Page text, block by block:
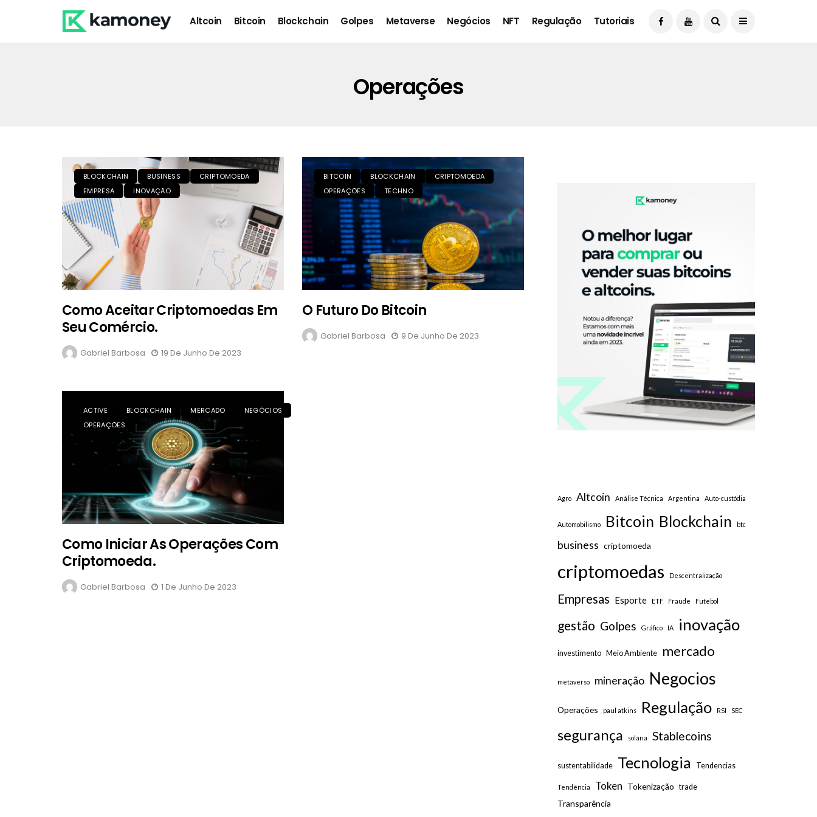
Altcoin Bitcoin Blockchain Golpes Metaverse Negócios NFT Regulação Tutoriais
Operações
BLOCKCHAIN BUSINESS
CRIPTOMOEDA
EMPRESA
INOVAÇÃO
Como Aceitar Criptomoedas Em
Seu Comércio.
Gabriel Barbosa 19 De Junho De 2023
BITCOIN BLOCKCHAIN
CRIPTOMOEDA
OPERAÇÕES
TECHNO
O Futuro Do Bitcoin
Gabriel Barbosa 9 De Junho De 2023
ACTIVE BLOCKCHAIN MERCADO
NEGÓCIOS
OPERAÇÕES
Como Iniciar As Operações Com
Criptomoeda.
Gabriel Barbosa 1 De Junho De 2023
Agro Altcoin Análise Técnica Argentina Auto-custódia
Automobilismo Bitcoin Blockchain btc
business criptomoeda
criptomoedas Descentralização
Empresas Esporte ETF Fraude Futebol
gestão Golpes Gráfico IA inovação
investimento Meio Ambiente mercado
metaverso mineração Negocios
Operações paul atkins Regulação RSI SEC
segurança solana Stablecoins
sustentabilidade Tecnologia Tendencias
Tendência Token Tokenização trade
Transparência